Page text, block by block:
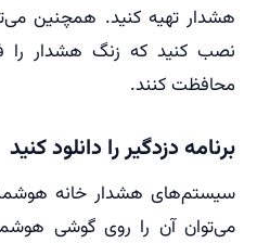
هشدار تهیه کنید. همچنین
نصب کنید که زنگ هشدار را
محافظت کنند.
برنامه دزدگیر را دانلود کنید
سیستم‌های هشدار خانه
می‌توان آن را روی گوشی